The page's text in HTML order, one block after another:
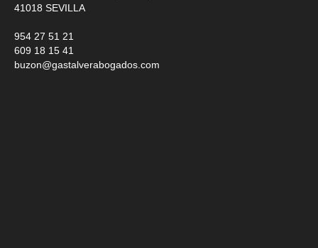
41018 SEVILLA
954 27 51 21
609 18 15 41
buzon@gastalverabogados.com